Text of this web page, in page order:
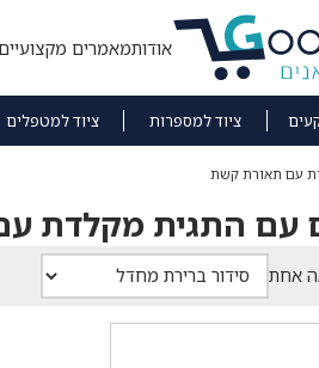
אודותמאמרים מקצועיים
ציוד למספרות ציוד למטפלים
עם תאורת קשת
עם התגית מקלדת
אחת